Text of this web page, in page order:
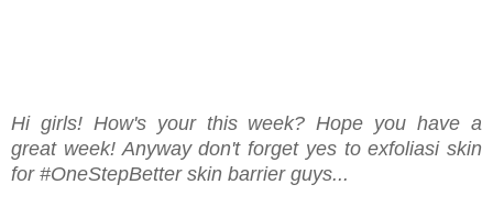
Hi girls! How's your this week? Hope you have a
great week! Anyway don't forget yes to exfoliasi skin
for #OneStepBetter skin barrier guys...